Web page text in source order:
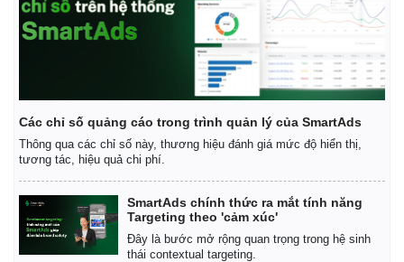
Các chỉ số quảng cáo trong trình quản lý của SmartAds
Thông qua các chỉ số này, thương hiệu đánh giá mức độ hiển thị,
tương tác, hiệu quả chi phí.
SmartAds chính thức ra mắt tính năng
Targeting theo 'cảm xúc'
Đây là bước mở rộng quan trọng trong hệ sinh
thái contextual targeting.